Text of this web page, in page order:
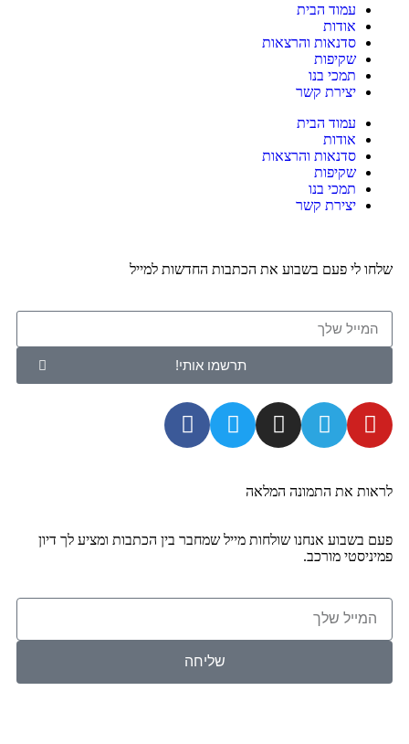
עמוד הבית
אודות
סדנאות והרצאות
שקיפות
תמכי בנו
יצירת קשר
עמוד הבית
אודות
סדנאות והרצאות
שקיפות
תמכי בנו
יצירת קשר
לי פעם בשבוע את הכתבות החדשות למייל
תרשמו אותי!
את התמונה המלאה
בשבוע אנחנו שולחות מייל שמחבר בין הכתבות ומציע לך דיון
מורכב.
שליחה